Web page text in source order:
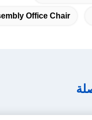
Office Chair